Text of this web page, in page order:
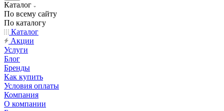
Каталог
По всему сайту
По каталогу
Каталог
Акции
Услуги
Блог
Бренды
Как купить
Условия оплаты
Компания
О компании